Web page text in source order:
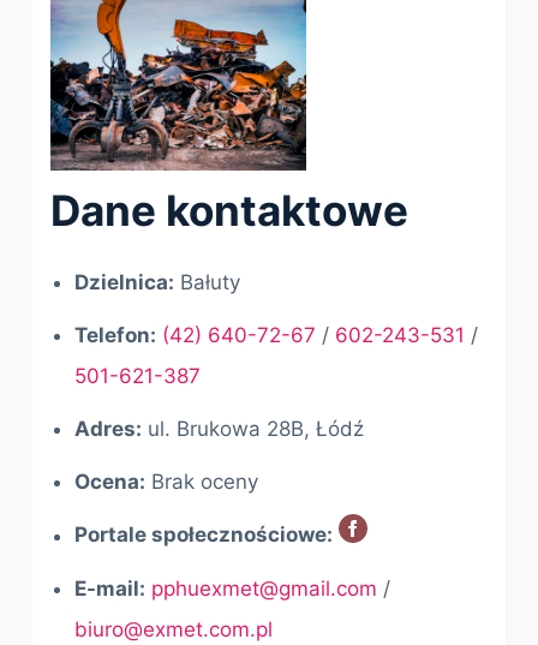
Dane kontaktowe
Dzielnica: Bałuty
Telefon: (42) 640-72-67 / 602-243-531 /
501-621-387
Adres: ul. Brukowa 28B, Łódź
Ocena: Brak oceny
Portale społecznościowe:
E-mail: pphuexmet@gmail.com /
biuro@exmet.com.pl